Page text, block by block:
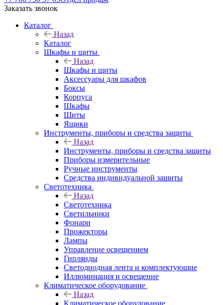
Заказать звонок
Каталог
Назад
Каталог
Шкафы и щиты
Назад
Шкафы и щиты
Аксессуары для шкафов
Боксы
Корпуса
Шкафы
Щиты
Ящики
Инструменты, приборы и средства защиты
Назад
Инструменты, приборы и средства защиты
Приборы измерительные
Ручные инструменты
Средства индивидуальной защиты
Светотехника
Назад
Светотехника
Светильники
Фонари
Прожекторы
Лампы
Управление освещением
Гирлянды
Светодиодная лента и комплектующие
Иллюминация и освещение
Климатическое оборудование
Назад
Климатическое оборудование